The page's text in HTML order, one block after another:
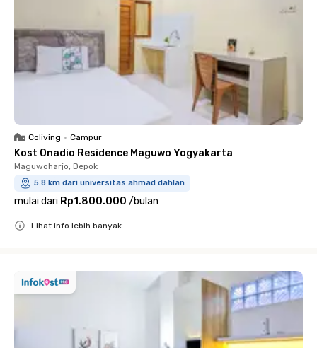
Coliving • Campur
Kost Onadio Residence Maguwo Yogyakarta
Maguwoharjo, Depok
5.8 km dari universitas ahmad dahlan
mulai dari Rp1.800.000 /bulan
Lihat info lebih banyak